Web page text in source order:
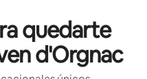
quedarte
d'Orgnac